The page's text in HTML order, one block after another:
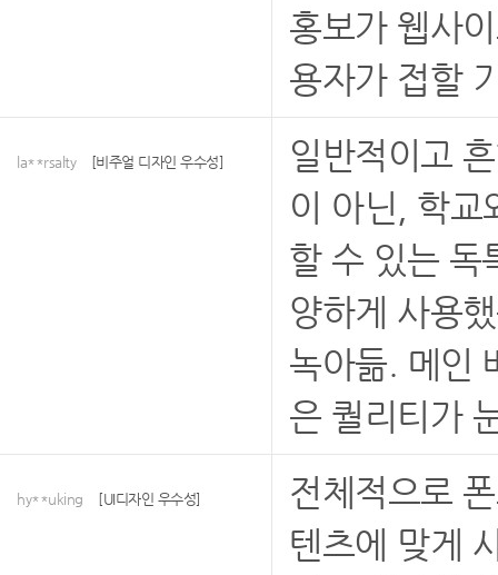
홍보가 웹사
용자가 접할
la**rsalty [비주얼 디자인 우수성]
일반적이고
이 아닌, 학교
할 수 있는 독
양하게 사용
녹아듦. 메인
은 퀄리티가
hy**uking [UI디자인 우수성]
전체적으로
텐츠에 맞게